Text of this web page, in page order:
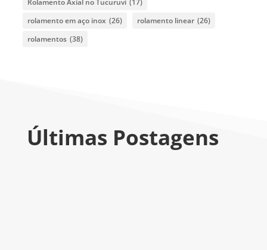
rolamento em aço inox (26) rolamento linear (26)
rolamentos (38)
Últimas Postagens